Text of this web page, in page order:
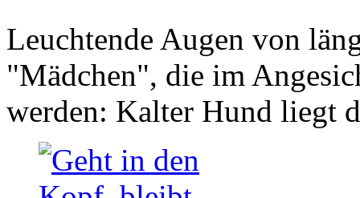
Leuchtende Augen von
"Mädchen", die im
werden: Kalter Hund liegt